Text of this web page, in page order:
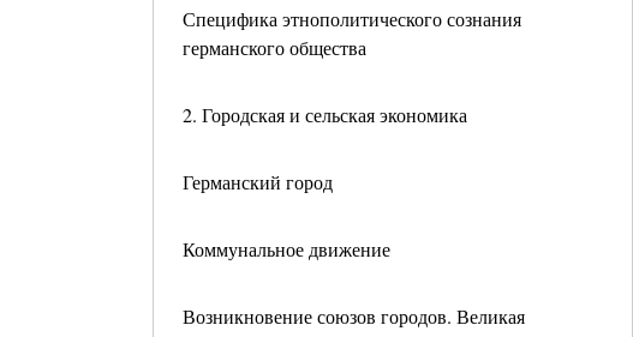
Специфика этнополитического сознания
германского общества
2. Городская и сельская экономика
Германский город
Коммунальное движение
Возникновение союзов городов. Великая